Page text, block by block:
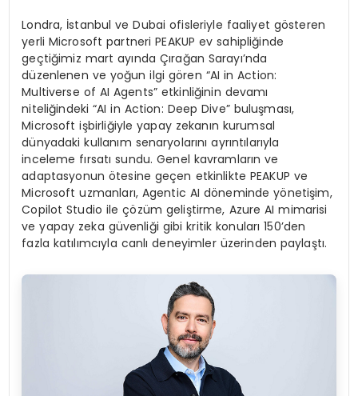
Londra, İstanbul ve Dubai ofisleriyle faaliyet gösteren
yerli Microsoft partneri PEAKUP ev sahipliğinde
geçtiğimiz mart ayında Çırağan Sarayı’nda
düzenlenen ve yoğun ilgi gören “AI in Action:
Multiverse of AI Agents” etkinliğinin devamı
niteliğindeki “AI in Action: Deep Dive” buluşması,
Microsoft işbirliğiyle yapay zekanın kurumsal
dünyadaki kullanım senaryolarını ayrıntılarıyla
inceleme fırsatı sundu. Genel kavramların ve
adaptasyonun ötesine geçen etkinlikte PEAKUP ve
Microsoft uzmanları, Agentic AI döneminde yönetişim,
Copilot Studio ile çözüm geliştirme, Azure AI mimarisi
ve yapay zeka güvenliği gibi kritik konuları 150’den
fazla katılımcıyla canlı deneyimler üzerinden paylaştı.